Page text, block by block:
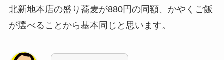
北新地本店の盛り蕎麦が880円の同額、かやくご飯
が選べることから基本同じと思います。